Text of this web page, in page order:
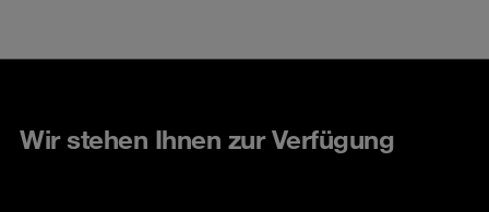
Wir stehen Ihnen zur Verfügung